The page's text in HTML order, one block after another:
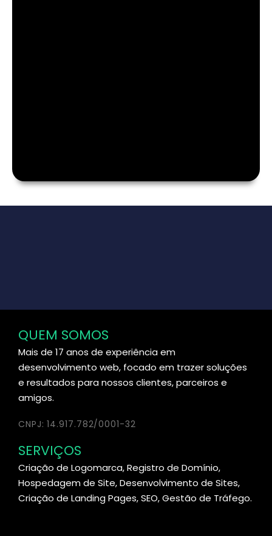
QUEM SOMOS
Mais de 17 anos de experiência em
desenvolvimento web, focado em trazer soluções
e resultados para nossos clientes, parceiros e
amigos.
CNPJ: 14.917.782/0001-32
SERVIÇOS
Criação de Logomarca, Registro de Domínio,
Hospedagem de Site, Desenvolvimento de Sites,
Criação de Landing Pages, SEO, Gestão de Tráfego.